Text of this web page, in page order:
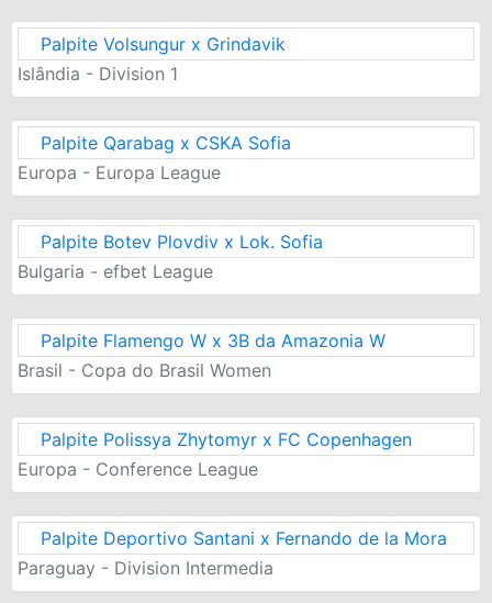
Palpite Volsungur x Grindavik
Islândia - Division 1
Palpite Qarabag x CSKA Sofia
Europa - Europa League
Palpite Botev Plovdiv x Lok. Sofia
Bulgaria - efbet League
Palpite Flamengo W x 3B da Amazonia W
Brasil - Copa do Brasil Women
Palpite Polissya Zhytomyr x FC Copenhagen
Europa - Conference League
Palpite Deportivo Santani x Fernando de la Mora
Paraguay - Division Intermedia